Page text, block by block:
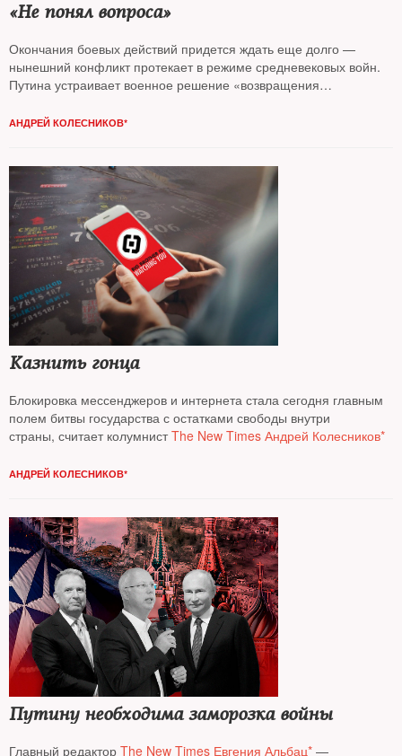
«Не понял вопроса»
Окончания боевых действий придется ждать еще долго —
нынешний конфликт протекает в режиме средневековых войн.
Путина устраивает военное решение «возвращения
колумнистNT Андрей Колесников*
АНДРЕЙ КОЛЕСНИКОВ*
Казнить гонца
Блокировка мессенджеров и интернета стала сегодня главным
полем битвы государства с остатками свободы внутри
страны, считает колумнистThe New Times Андрей Колесников*
АНДРЕЙ КОЛЕСНИКОВ*
Путину необходима заморозка войны
Главный редактор The New Times Евгения Альбац* —